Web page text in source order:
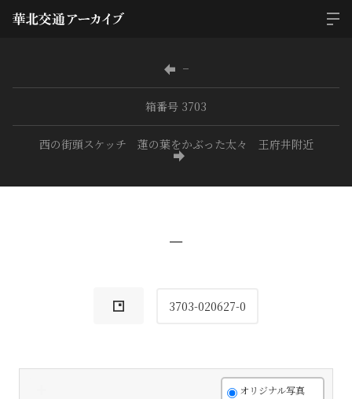
−
箱番号 3703
西の街頭スケッチ 蓮の葉をかぶった太々 王府井附近
−
3703-020627-0
オリジナル写真